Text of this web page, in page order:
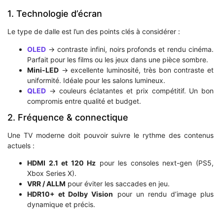
1. Technologie d’écran
Le type de dalle est l’un des points clés à considérer :
OLED → contraste infini, noirs profonds et rendu cinéma.
Parfait pour les films ou les jeux dans une pièce sombre.
Mini-LED → excellente luminosité, très bon contraste et
uniformité. Idéale pour les salons lumineux.
QLED → couleurs éclatantes et prix compétitif. Un bon
compromis entre qualité et budget.
2. Fréquence & connectique
Une TV moderne doit pouvoir suivre le rythme des contenus
actuels :
HDMI 2.1 et 120 Hz pour les consoles next-gen (PS5,
Xbox Series X).
VRR / ALLM pour éviter les saccades en jeu.
HDR10+ et Dolby Vision pour un rendu d’image plus
dynamique et précis.